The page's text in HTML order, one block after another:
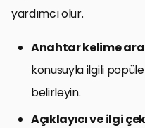
yardımcı olur.
Anahtar kelime
konusuyla ilgili
belirleyin.
Açıklayıcı ve ilgi